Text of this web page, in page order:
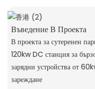
Въведение В Проекта
В проекта за сутеренен
120kw DC станция за
зарядни устройства от
зареждане